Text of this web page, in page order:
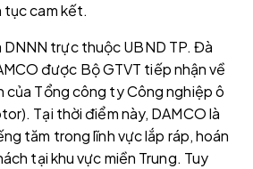
tục cam kết.
DNNN trực thuộc UBND TP. Đà
được Bộ GTVT tiếp nhận về
của Tổng công ty Công nghiệp ô
Tại thời điểm này, DAMCO là
tăm trong lĩnh vực lắp ráp, hoán
tại khu vực miền Trung. Tuy